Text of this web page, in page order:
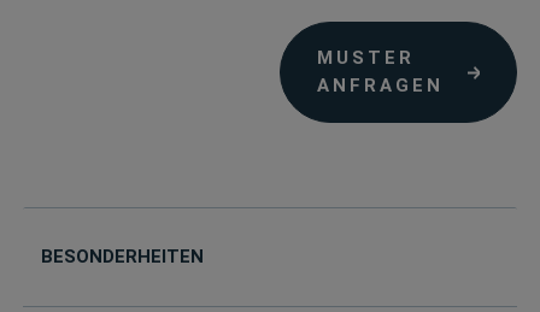
MUSTER
ANFRAGEN
BESONDERHEITEN